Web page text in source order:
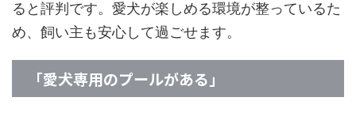
ると評判です。愛犬が楽しめる環境が整っているた
め、飼い主も安心して過ごせます。
「愛犬専用のプールがある」